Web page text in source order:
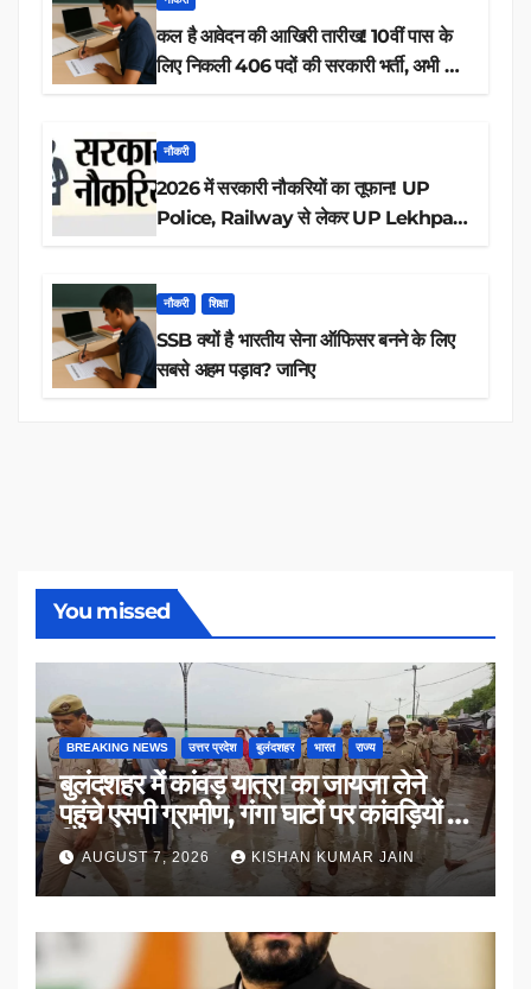
कल है आवेदन की आखिरी तारीख! 10वीं पास के
लिए निकली 406 पदों की सरकारी भर्ती, अभी करें
नौकरी
2026 में सरकारी नौकरियों का तूफान! UP
Police, Railway से लेकर UP Lekhpal
नौकरी शिक्षा
SSB क्यों है भारतीय सेना ऑफिसर बनने के लिए
सबसे अहम पड़ाव? जानिए
You missed
BREAKING NEWS उत्तर प्रदेश बुलंदशहर भारत राज्य
बुलंदशहर में कांवड़ यात्रा का जायजा लेने
पहुंचे एसपी ग्रामीण, गंगा घाटों पर कांवड़ियों से
किया संवाद
AUGUST 7, 2026 KISHAN KUMAR JAIN